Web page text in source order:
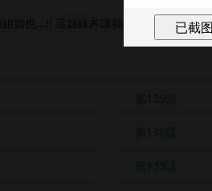
姐也...!! 這姊妹丼讓我吃得心驚膽顫啊!!!
第139話
第136話
第133話